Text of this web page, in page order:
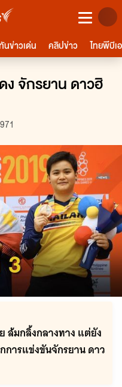
นข่าวเด่น คลิปข่าว ไทยพีบีเ
ง จักรยาน ดาวฮิ
นผู้ชม
971
ล้มกลิ้งกลางทาง แต่ยัง
การแข่งขันจักรยาน ดาว